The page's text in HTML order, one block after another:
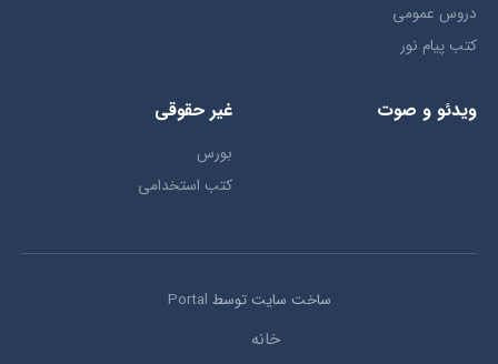
دروس عمومی
کتب پیام نور
ویدئو و صوت غیر حقوقی
بورس
کتب استخدامی
ساخت سایت توسط Portal
خانه